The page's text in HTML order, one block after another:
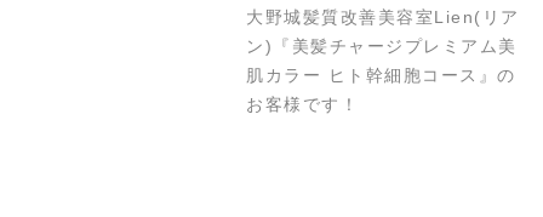
大野城髪質改善美容室Lien(リア
ン)『美髪チャージプレミアム美
肌カラー ヒト幹細胞コース』の
お客様です！